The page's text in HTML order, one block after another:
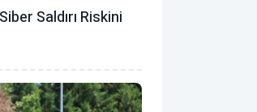
Saldırı Riskini